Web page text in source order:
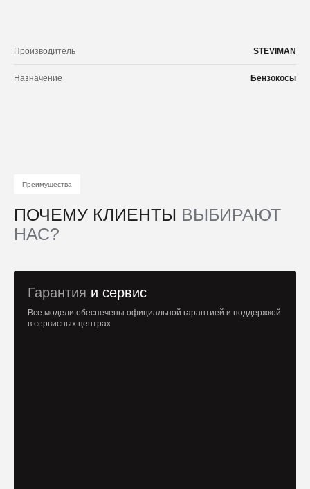
Производитель STEVIMAN
Назначение Бензокосы
Преимущества
ПОЧЕМУ КЛИЕНТЫ ВЫБИРАЮТ
НАС?
Гарантия и сервис
Все модели обеспечены официальной гарантией и поддержкой
в сервисных центрах